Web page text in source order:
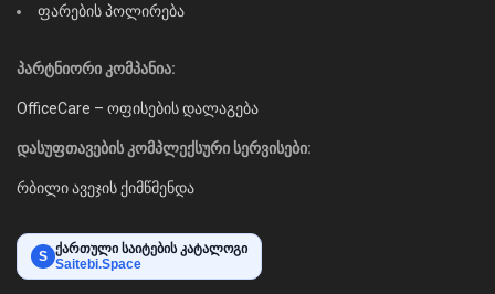
ფარების პოლირება
პარტნიორი კომპანია:
OfficeCare – ოფისების დალაგება
დასუფთავების კომპლექსური სერვისები:
რბილი ავეჯის ქიმწმენდა
S ქართული საიტების კატალოგი
Saitebi.Space